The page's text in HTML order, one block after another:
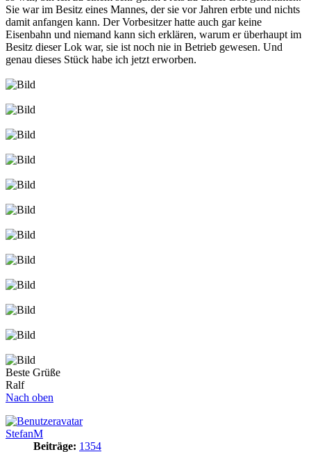
Sie war im Besitz eines Mannes, der sie vor Jahren erbte und nichts
damit anfangen kann. Der Vorbesitzer hatte auch gar keine
Eisenbahn und niemand kann sich erklären, warum er überhaupt im
Besitz dieser Lok war, sie ist noch nie in Betrieb gewesen. Und
genau dieses Stück habe ich jetzt erworben.
Beste Grüße
Ralf
Nach oben
StefanM
Beiträge: 1354